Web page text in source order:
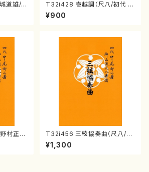
道雄/
番:213
T32i428 壱越調（尺八/初代 中
村双葉/楽譜）都山流公刊楽譜曲
番:2133
¥900
村正
曲番:2
T32i456 三絃協奏曲（尺八/中
能島欣一/楽譜）都山流公刊楽譜
曲番:2164
¥1,300